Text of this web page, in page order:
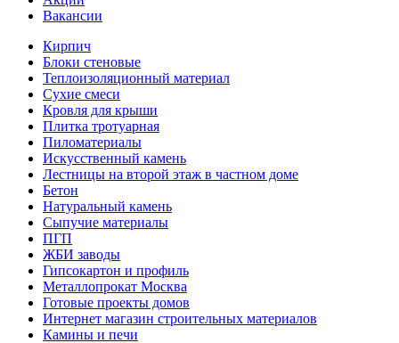
Вакансии
Кирпич
Блоки стеновые
Теплоизоляционный материал
Сухие смеси
Кровля для крыши
Плитка тротуарная
Пиломатериалы
Искусственный камень
Лестницы на второй этаж в частном доме
Бетон
Натуральный камень
Сыпучие материалы
ПГП
ЖБИ заводы
Гипсокартон и профиль
Металлопрокат Москва
Готовые проекты домов
Интернет магазин строительных материалов
Камины и печи